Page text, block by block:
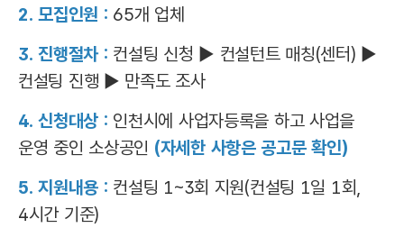
2. 모집인원 : 65개 업체
3. 진행절차 : 컨설팅 신청 ▶ 컨설턴트 매칭(센터) ▶
컨설팅 진행 ▶ 만족도 조사
4. 신청대상 : 인천시에 사업자등록을 하고 사업을
운영 중인 소상공인 (자세한 사항은 공고문 확인)
5. 지원내용 : 컨설팅 1~3회 지원(컨설팅 1일 1회,
4시간 기준)